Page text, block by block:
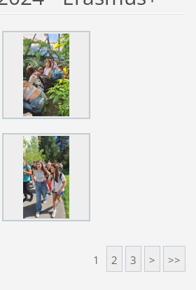
1 2 3 > >>